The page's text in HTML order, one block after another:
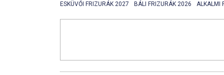
ESKÜVŐI FRIZURÁK 2027
BÁLI FRIZURÁK 2026 ALKALMI